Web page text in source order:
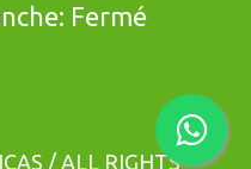
Fermé
/ ALL RIGHTS